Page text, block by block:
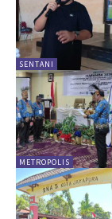
SENTANI
METROPOLIS